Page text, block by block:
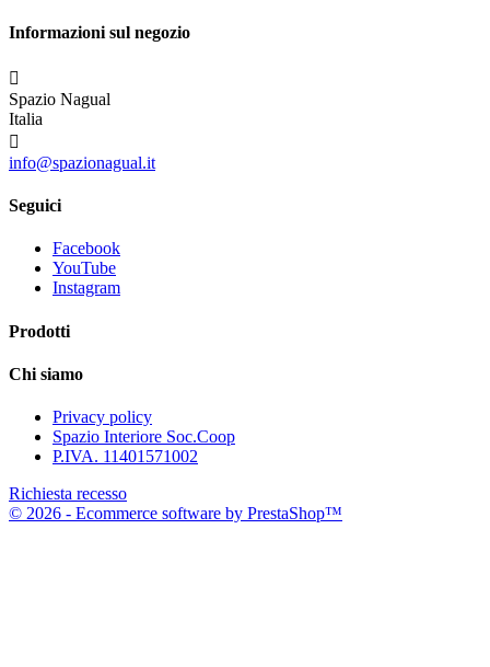
Informazioni sul negozio

Spazio Nagual
Italia

info@spazionagual.it
Seguici
Facebook
YouTube
Instagram
Prodotti
Chi siamo
Privacy policy
Spazio Interiore Soc.Coop
P.IVA. 11401571002
Richiesta recesso
© 2026 - Ecommerce software by PrestaShop™